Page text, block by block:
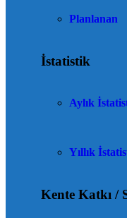
Planlanan
İstatistik
Aylık
Yıllık
Kente Katkı /